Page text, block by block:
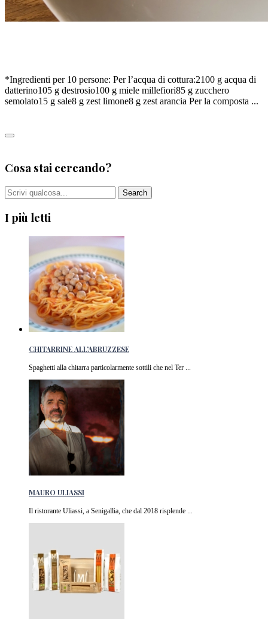
*Ingredienti per 10 persone: Per l’acqua di cottura:2100 g acqua di
datterino105 g destrosio100 g miele millefiori85 g zucchero
semolato15 g sale8 g zest limone8 g zest arancia Per la composta ...
Cosa stai cercando?
I più letti
CHITARRINE ALL’ABRUZZESE
Spaghetti alla chitarra particolarmente sottili che nel Ter ...
MAURO ULIASSI
Il ristorante Uliassi, a Senigallia, che dal 2018 risplende ...